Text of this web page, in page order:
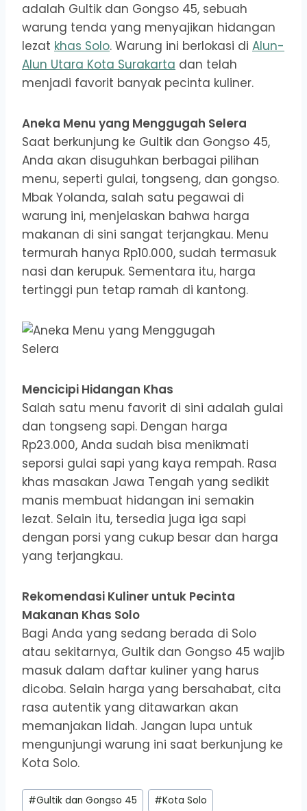
adalah Gultik dan Gongso 45, sebuah
warung tenda yang menyajikan hidangan
lezat khas Solo. Warung ini berlokasi di Alun-
Alun Utara Kota Surakarta dan telah
menjadi favorit banyak pecinta kuliner.
Aneka Menu yang Menggugah Selera
Saat berkunjung ke Gultik dan Gongso 45,
Anda akan disuguhkan berbagai pilihan
menu, seperti gulai, tongseng, dan gongso.
Mbak Yolanda, salah satu pegawai di
warung ini, menjelaskan bahwa harga
makanan di sini sangat terjangkau. Menu
termurah hanya Rp10.000, sudah termasuk
nasi dan kerupuk. Sementara itu, harga
tertinggi pun tetap ramah di kantong.
Mencicipi Hidangan Khas
Salah satu menu favorit di sini adalah gulai
dan tongseng sapi. Dengan harga
Rp23.000, Anda sudah bisa menikmati
seporsi gulai sapi yang kaya rempah. Rasa
khas masakan Jawa Tengah yang sedikit
manis membuat hidangan ini semakin
lezat. Selain itu, tersedia juga iga sapi
dengan porsi yang cukup besar dan harga
yang terjangkau.
Rekomendasi Kuliner untuk Pecinta
Makanan Khas Solo
Bagi Anda yang sedang berada di Solo
atau sekitarnya, Gultik dan Gongso 45 wajib
masuk dalam daftar kuliner yang harus
dicoba. Selain harga yang bersahabat, cita
rasa autentik yang ditawarkan akan
memanjakan lidah. Jangan lupa untuk
mengunjungi warung ini saat berkunjung ke
Kota Solo.
Post
#Gultik dan Gongso 45 #Kota Solo